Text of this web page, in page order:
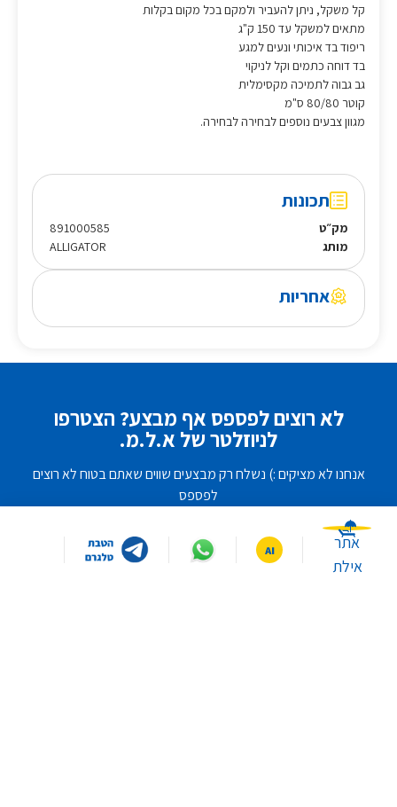
קל משקל, ניתן להעביר ולמקם בכל מקום בקלות
מתאים למשקל עד 150 ק"ג
ריפוד בד איכותי ונעים למגע
בד דוחה כתמים וקל לניקוי
גב גבוה לתמיכה מקסימלית
קוטר 80/80 ס"מ
מגוון צבעים נוספים לבחירה לבחירה.
תכונות
מק״ט
891000585
מותג
ALLIGATOR
אחריות
לא רוצים לפספס אף מבצע? הצטרפו
לניוזלטר של א.ל.מ.
אנחנו לא מציקים :) נשלח רק מבצעים שווים שאתם בטוח לא רוצים
לפספס
אימייל
אתר
אילת